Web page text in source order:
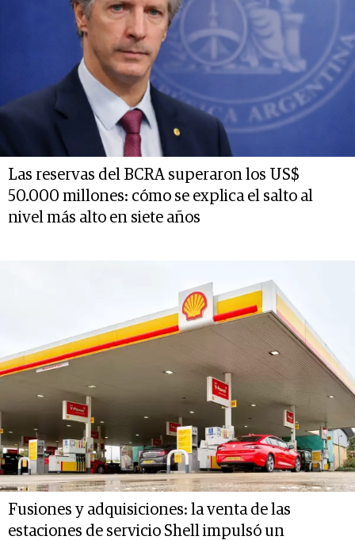
Las reservas del BCRA superaron los US$
50.000 millones: cómo se explica el salto al
nivel más alto en siete años
Fusiones y adquisiciones: la venta de las
estaciones de servicio Shell impulsó un